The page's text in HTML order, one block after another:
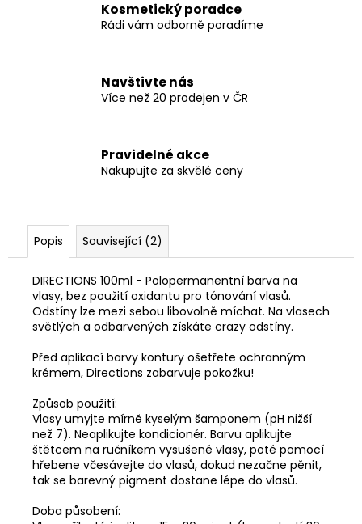
Kosmetický poradce
Rádi vám odborně poradíme
Navštivte nás
Více než 20 prodejen v ČR
Pravidelné akce
Nakupujte za skvělé ceny
Popis Související (2)
DIRECTIONS 100ml - Polopermanentní barva na
vlasy, bez použití oxidantu pro tónování vlasů.
Odstíny lze mezi sebou libovolně míchat. Na vlasech
světlých a odbarvených získáte crazy odstíny.
Před aplikací barvy kontury ošetřete ochranným
krémem, Directions zabarvuje pokožku!
Způsob použití:
Vlasy umyjte mírně kyselým šamponem (pH nižší
než 7). Neaplikujte kondicionér. Barvu aplikujte
štětcem na ručníkem vysušené vlasy, poté pomocí
hřebene včesávejte do vlasů, dokud nezačne pěnit,
tak se barevný pigment dostane lépe do vlasů.
Doba působení: